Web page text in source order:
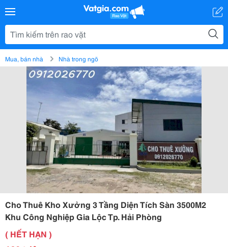
Mua, bán nhà Nhà trong ngõ
Cho Thuê Kho Xưởng 3 Tầng Diện Tích Sàn 3500M2
Khu Công Nghiệp Gia Lộc Tp. Hải Phòng
( HẾT HẠN )